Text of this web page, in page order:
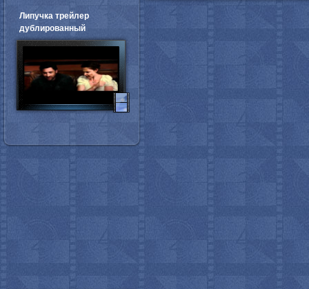
Липучка трейлер
дублированный